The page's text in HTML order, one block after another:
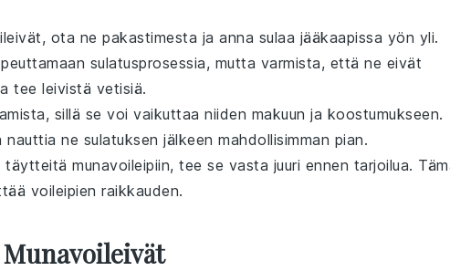
, ota ne pakastimesta ja anna sulaa jääkaapissa yön yli.
sulatusprosessia, mutta varmista, että ne eivät
tee leivistä vetisiä.
sillä se voi vaikuttaa niiden makuun ja koostumukseen.
ne sulatuksen jälkeen mahdollisimman pian.
täytteitä munavoileipiin, tee se vasta juuri ennen tarjoilua.
voileipien raikkauden.